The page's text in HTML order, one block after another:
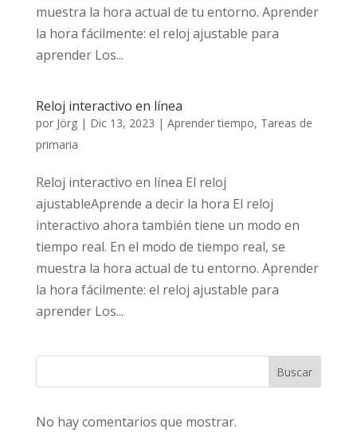
muestra la hora actual de tu entorno. Aprender
la hora fácilmente: el reloj ajustable para
aprender Los...
Reloj interactivo en línea
por Jörg| Dic 13, 2023 | Aprender tiempo, Tareas de
primaria
Reloj interactivo en línea El reloj
ajustableAprende a decir la hora El reloj
interactivo ahora también tiene un modo en
tiempo real. En el modo de tiempo real, se
muestra la hora actual de tu entorno. Aprender
la hora fácilmente: el reloj ajustable para
aprender Los...
Buscar
No hay comentarios que mostrar.